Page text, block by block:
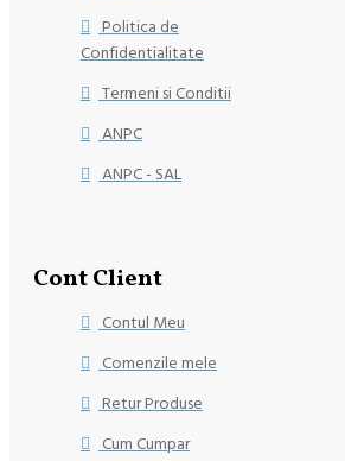
Politica de
Confidentialitate
Termeni si Conditii
ANPC
ANPC - SAL
Cont Client
Contul Meu
Comenzile mele
Retur Produse
Cum Cumpar